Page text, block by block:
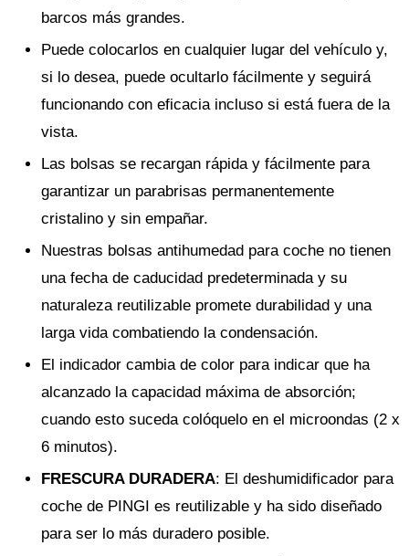
barcos más grandes.
Puede colocarlos en cualquier lugar del vehículo y,
si lo desea, puede ocultarlo fácilmente y seguirá
funcionando con eficacia incluso si está fuera de la
vista.
Las bolsas se recargan rápida y fácilmente para
garantizar un parabrisas permanentemente
cristalino y sin empañar.
Nuestras bolsas antihumedad para coche no tienen
una fecha de caducidad predeterminada y su
naturaleza reutilizable promete durabilidad y una
larga vida combatiendo la condensación.
El indicador cambia de color para indicar que ha
alcanzado la capacidad máxima de absorción;
cuando esto suceda colóquelo en el microondas (2 x
6 minutos).
FRESCURA DURADERA: El deshumidificador para
coche de PINGI es reutilizable y ha sido diseñado
para ser lo más duradero posible.